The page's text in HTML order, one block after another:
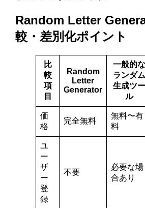
Random Letter
較・差別化ポイント
比
較
項
目
Random
Letter
Generator
一般的な
ランダム
生成ツー
ル
価
格
完全無料
無料〜有
料
ユ
ー
ザ
ー
登
録
不要
必要な場
合あり